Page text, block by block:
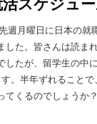
をだまし取られた
ラブルがたくさん
る場合は、くれぐ
とめと注意点 アルバイトの探し方
ついて、学校から
ト、店のはり紙、ハ
などの方法を紹介しました。 求
います。 無料面接 どんな仕事を選んだら
は「無料面
では、「なぜ（ど
のですか？」、「
か？」といった質
分析を手伝い、同時
大生大学1・2年生 応募期間 （2023年
1年 応募書類 ・申込書・推薦状・作文
庄国際奨学財団 [iconpress id="local_1803"
link"
] 奨学金の
象 大学院生 応募期間 前期：例年4月
加算あり） 日本語教
育 1年（学費免除） 支給期間 3年 日本語・日
語、日本文化・日本事情 対
象年齢 18歳以上30歳未満 応募条件 大学学部
在学し日本語・日
1年以上専攻している者 奨学
、東京のバイト先ま
市にも外国人の仕事が
によるスト
ト暮らしでも小さな
スケジュ
した。皆さんは読ま
したが、留学生の中
。半年ずれること
てくるのでしょうか